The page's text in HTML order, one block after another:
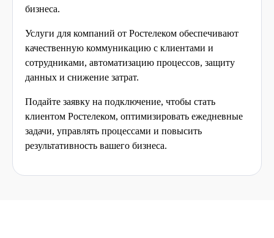
бизнеса.
Услуги для компаний от Ростелеком обеспечивают
качественную коммуникацию с клиентами и
сотрудниками, автоматизацию процессов, защиту
данных и снижение затрат.
Подайте заявку на подключение, чтобы стать
клиентом Ростелеком, оптимизировать ежедневные
задачи, управлять процессами и повысить
результативность вашего бизнеса.